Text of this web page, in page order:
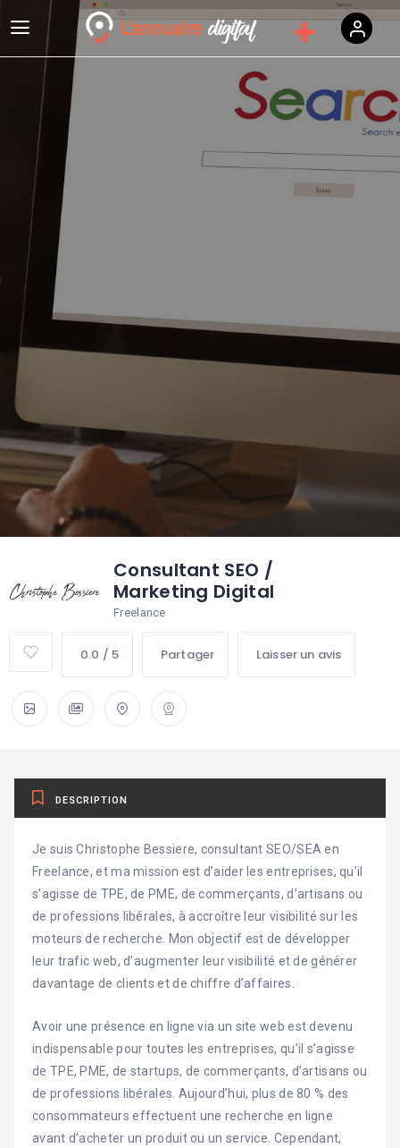
Consultant SEO /
Marketing Digital
Freelance
0.0 / 5 Partager Laisser un avis
DESCRIPTION
Je suis Christophe Bessiere, consultant SEO/SEA en
Freelance, et ma mission est d’aider les entreprises, qu’il
s’agisse de TPE, de PME, de commerçants, d’artisans ou
de professions libérales, à accroître leur visibilité sur les
moteurs de recherche. Mon objectif est de développer
leur trafic web, d’augmenter leur visibilité et de générer
davantage de clients et de chiffre d’affaires.
Avoir une présence en ligne via un site web est devenu
indispensable pour toutes les entreprises, qu’il s’agisse
de TPE, PME, de startups, de commerçants, d’artisans ou
de professions libérales. Aujourd’hui, plus de 80 % des
consommateurs effectuent une recherche en ligne
avant d’acheter un produit ou un service. Cependant,